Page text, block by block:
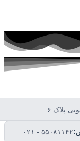
پلاک ۶
۰۲۱ - ۵۵۰۸۱۱۴۲